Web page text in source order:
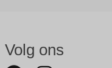
Volg ons